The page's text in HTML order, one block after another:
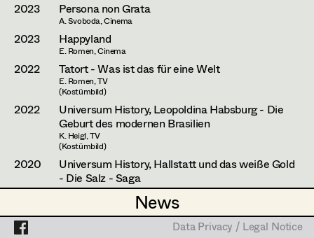
News
News
Data Privacy / Legal Notice
Katharina Forcher
Veronika Susanna Harb
Tanja Hausner
Mara Helml
Birgit Hutter
Theresa Kopf
Ingrid Leibezeder
Martina List
2023 Persona non Grata
A. Svoboda, Cinema
2023 Happyland
E. Romen, Cinema
2022 Tatort - Was ist das für eine Welt
E. Romen, TV
(Kostümbild)
2022
Universum History, Leopoldina Habsburg - Die
Geburt des modernen Brasilien
K. Heigl, TV
(Kostümbild)
2020
Universum History, Hallstatt und das weiße Gold
- Die Salz - Saga
K. Heigl, TV
E. Romen, Cinema Data Privacy / Legal Notice